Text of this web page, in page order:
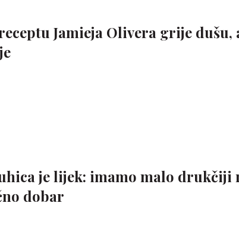
Jamieja Olivera grije dušu,
je lijek: imamo malo drukčiji
dobar